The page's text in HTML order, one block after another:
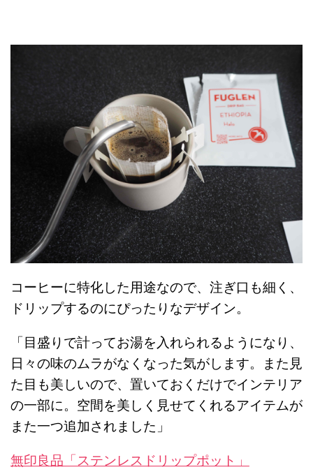
コーヒーに特化した用途なので、注ぎ口も細く、
ドリップするのにぴったりなデザイン。
「目盛りで計ってお湯を入れられるようになり、
日々の味のムラがなくなった気がします。また見
た目も美しいので、置いておくだけでインテリア
の一部に。空間を美しく見せてくれるアイテムが
また一つ追加されました」
無印良品「ステンレスドリップポット」